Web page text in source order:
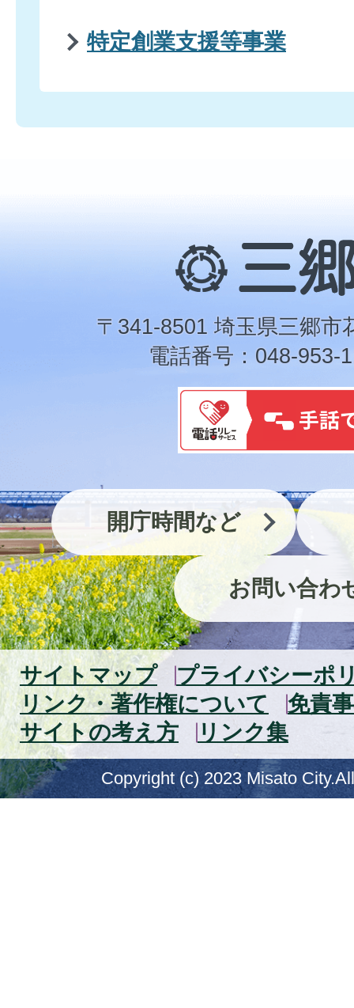
特定創業支援等事業
三
郷
市
〒341-8501 埼玉県三郷市
電話番号：048-953-
開庁時間など
お問い合わ
サイトマップ
プライバシーポ
リンク・著作権について
免責
サイトの考え方
リンク集
Copyright (c) 2023 Misato